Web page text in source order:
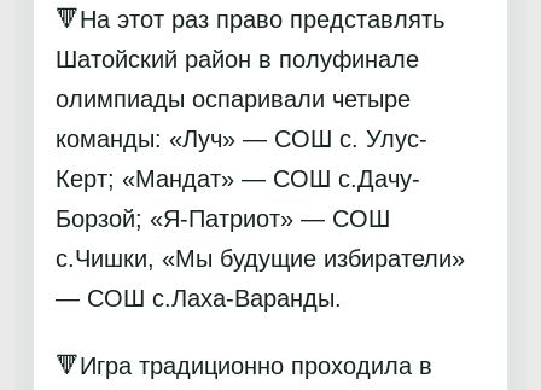
🔻На этот раз право представлять
Шатойский район в полуфинале
олимпиады оспаривали четыре
команды: «Луч» — СОШ с. Улус-
Керт; «Мандат» — СОШ с.Дачу-
Борзой; «Я-Патриот» — СОШ
с.Чишки, «Мы будущие избиратели»
— СОШ с.Лаха-Варанды.
🔻Игра традиционно проходила в